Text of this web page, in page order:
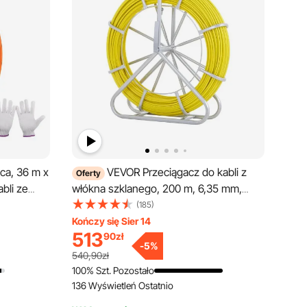
36 m x
ze
Oferty VEVOR Przeciągacz do kabli z
włókna szklanego, 200 m, 6,35 mm,
przeciągacz do kabli z taśmy rybackiej,
pręt prowadzący kabel ze stalowym
stojakiem na szpulę, 3 głowice ciągnące,
narzędzia wędkarskie do ścian i
przewodów elektrycznych,
nieprzewodzące prądu
(185)
Kończy się Sier 14
51390zł
540,90zł
-5%
100% Szt. Pozostało
136 Wyświetleń Ostatnio